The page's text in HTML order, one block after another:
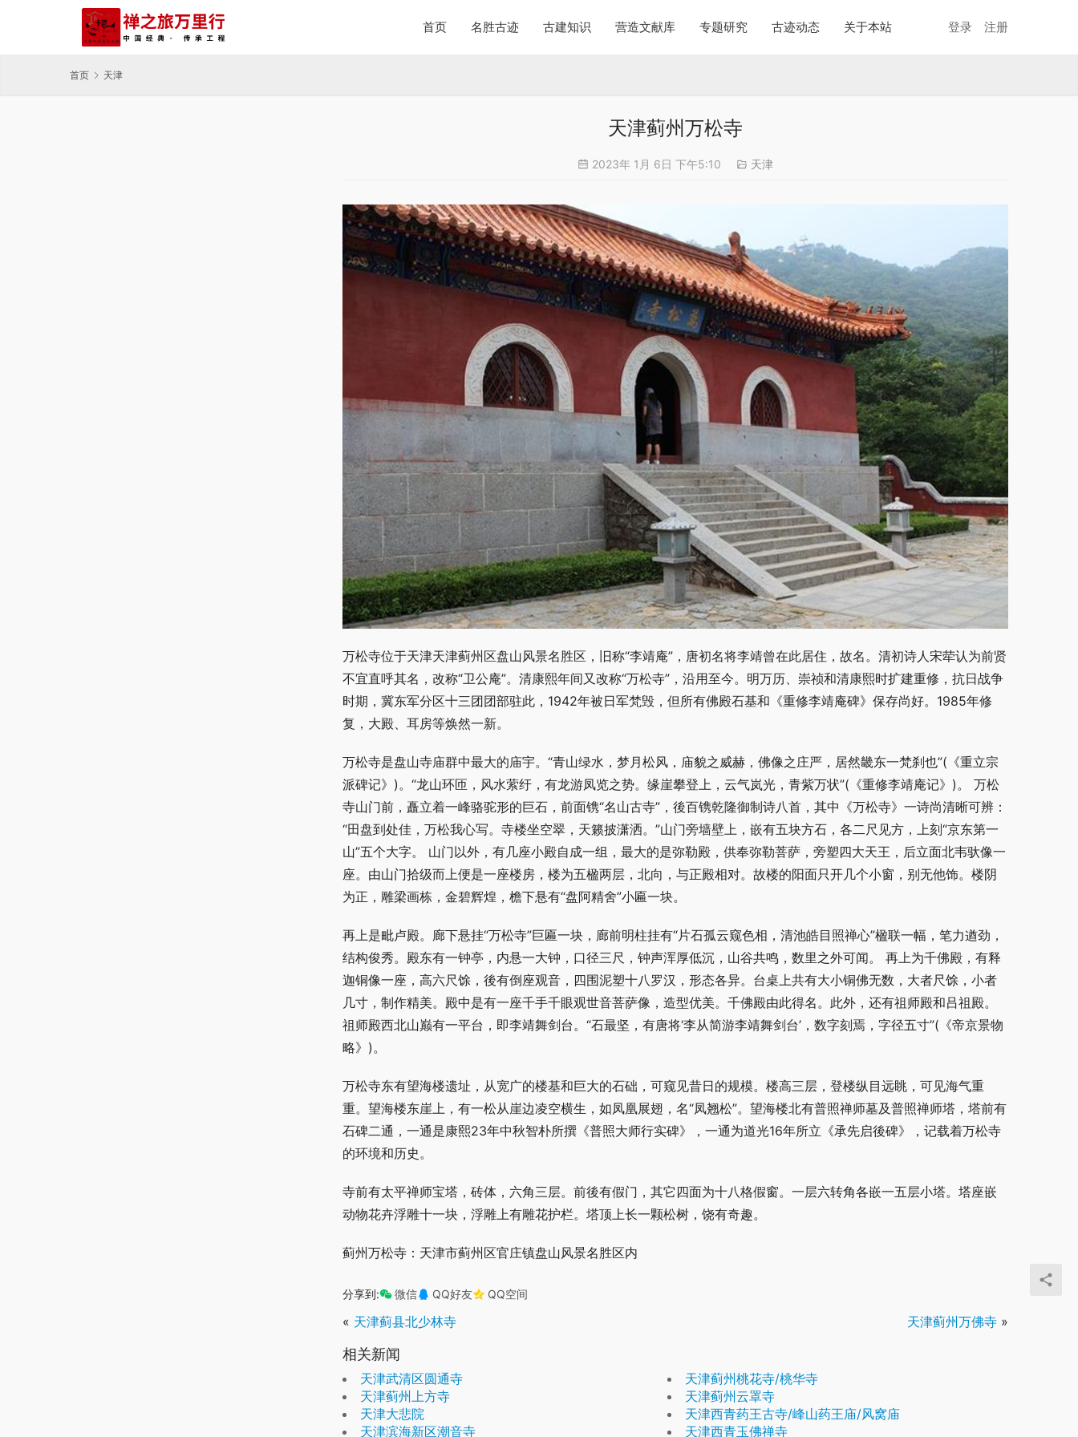
首页 名胜古迹 古建知识 营造文献库 专题研究 古迹动态 关于本站 登录 注册
首页 天津
天津蓟州万松寺
2023年 1月 6日 下午5:10 天津
万松寺位于天津天津蓟州区盘山风景名胜区，旧称“李靖庵”，唐初名将李靖曾在此居住，故名。清初诗人宋荦认为前贤
不宜直呼其名，改称“卫公庵”。清康熙年间又改称“万松寺”，沿用至今。明万历、崇祯和清康熙时扩建重修，抗日战争
时期，冀东军分区十三团团部驻此，1942年被日军梵毁，但所有佛殿石基和《重修李靖庵碑》保存尚好。1985年修
复，大殿、耳房等焕然一新。
万松寺是盘山寺庙群中最大的庙宇。“青山绿水，梦月松风，庙貌之威赫，佛像之庄严，居然畿东一梵刹也”(《重立宗
派碑记》)。“龙山环匝，风水萦纡，有龙游凤览之势。缘崖攀登上，云气岚光，青紫万状”(《重修李靖庵记》)。 万松
寺山门前，矗立着一峰骆驼形的巨石，前面镌“名山古寺”，後百镌乾隆御制诗八首，其中《万松寺》一诗尚清晰可辨：
“田盘到处佳，万松我心写。寺楼坐空翠，天籁披潇洒。”山门旁墙壁上，嵌有五块方石，各二尺见方，上刻“京东第一
山”五个大字。 山门以外，有几座小殿自成一组，最大的是弥勒殿，供奉弥勒菩萨，旁塑四大天王，后立面北韦驮像一
座。由山门拾级而上便是一座楼房，楼为五楹两层，北向，与正殿相对。故楼的阳面只开几个小窗，别无他饰。楼阴
为正，雕梁画栋，金碧辉煌，檐下悬有“盘阿精舍”小匾一块。
再上是毗卢殿。廊下悬挂“万松寺”巨匾一块，廊前明柱挂有“片石孤云窥色相，清池皓目照禅心”楹联一幅，笔力遒劲，
结构俊秀。殿东有一钟亭，内悬一大钟，口径三尺，钟声浑厚低沉，山谷共鸣，数里之外可闻。 再上为千佛殿，有释
迦铜像一座，高六尺馀，後有倒座观音，四围泥塑十八罗汉，形态各异。台桌上共有大小铜佛无数，大者尺馀，小者
几寸，制作精美。殿中是有一座千手千眼观世音菩萨像，造型优美。千佛殿由此得名。此外，还有祖师殿和吕祖殿。
祖师殿西北山巅有一平台，即李靖舞剑台。“石最坚，有唐将‘李从简游李靖舞剑台’，数字刻焉，字径五寸”(《帝京景物
略》)。
万松寺东有望海楼遗址，从宽广的楼基和巨大的石础，可窥见昔日的规模。楼高三层，登楼纵目远眺，可见海气重
重。望海楼东崖上，有一松从崖边凌空横生，如凤凰展翅，名“凤翘松”。望海楼北有普照禅师墓及普照禅师塔，塔前有
石碑二通，一通是康熙23年中秋智朴所撰《普照大师行实碑》，一通为道光16年所立《承先启後碑》，记载着万松寺
的环境和历史。
寺前有太平禅师宝塔，砖体，六角三层。前後有假门，其它四面为十八格假窗。一层六转角各嵌一五层小塔。塔座嵌
动物花卉浮雕十一块，浮雕上有雕花护栏。塔顶上长一颗松树，饶有奇趣。
蓟州万松寺：天津市蓟州区官庄镇盘山风景名胜区内
分享到: 微信 QQ好友 QQ空间
« 天津蓟县北少林寺 天津蓟州万佛寺 »
相关新闻
天津武清区圆通寺
天津蓟州桃花寺/桃华寺
天津蓟州上方寺
天津蓟州云罩寺
天津大悲院
天津西青药王古寺/峰山药王庙/风窝庙
天津滨海新区潮音寺
天津西青玉佛禅寺